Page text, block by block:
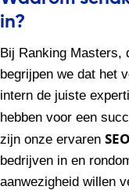
in?
Bij Ranking Masters,
begrijpen we dat het
intern de juiste
hebben voor een
zijn onze ervaren
bedrijven in en
aanwezigheid willen